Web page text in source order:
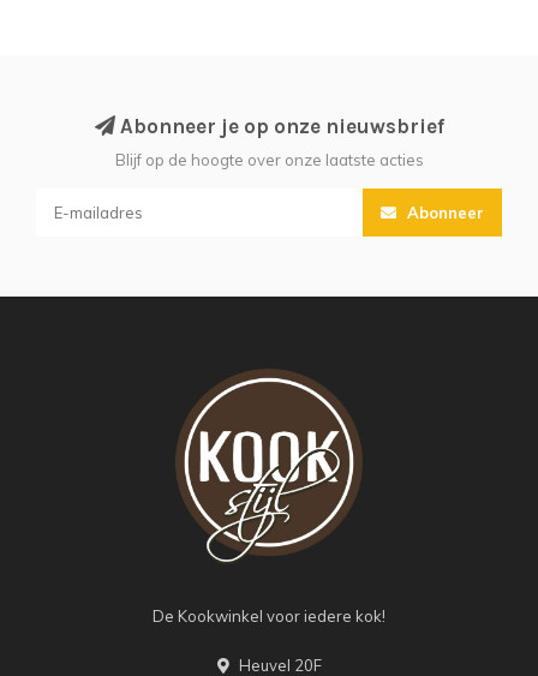
Abonneer je op onze nieuwsbrief
Blijf op de hoogte over onze laatste acties
Abonneer
De Kookwinkel voor iedere kok!
Heuvel 20F